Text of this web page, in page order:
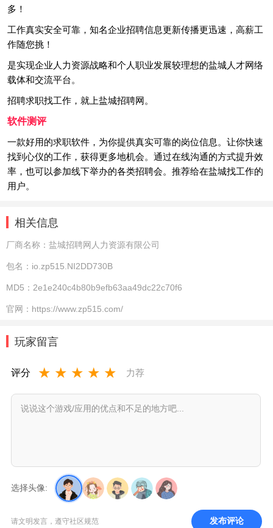
多！
工作真实安全可靠，知名企业招聘信息更新传播更迅速，高薪工
作随您挑！
是实现企业人力资源战略和个人职业发展较理想的盐城人才网络
载体和交流平台。
招聘求职找工作，就上盐城招聘网。
软件测评
一款好用的求职软件，为你提供真实可靠的岗位信息。让你快速
找到心仪的工作，获得更多地机会。通过在线沟通的方式提升效
率，也可以参加线下举办的各类招聘会。推荐给在盐城找工作的
用户。
相关信息
厂商名称： 盐城招聘网人力资源有限公司
包名： io.zp515.NI2DD730B
MD5： 2e1e240c4b80b9efb63aa49dc22c70f6
官网： https://www.zp515.com/
玩家留言
评分 ★ ★ ★ ★ ★ 力荐
选择头像:
请文明发言，遵守社区规范 发布评论